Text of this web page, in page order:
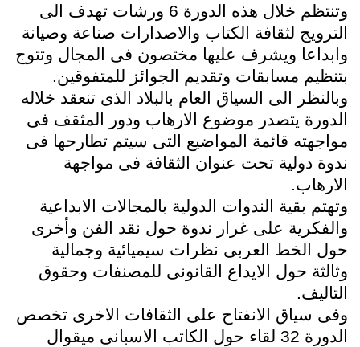
وتنتظم خلال هذه الدورة 6 ورشات تهدف الى
الترويج لثقافة الكتاب والاصدارات صناعة وصيانة
وابداعا ويشرف عليها مختصون فى المجال وتتوج
بتنظيم مسابقات وتقديم الجوائز للمتفوقين.
وبالنظر الى السياق العام بالبلاد الذى تنعقد خلاله
الدورة يتصدر موضوع الارهاب ودور المثقف فى
مواجهته قائمة المواضيع التى سيتم تطارحها فى
ندوة دولية تحت عنوان الثقافة فى مواجهة
الارهاب.
وتهتم بقية الندوات الدولية بالمجالات الابداعية
والفكرية على غرار ندوة حول نقد الفن وأخرى
حول الخط العربى نظرات سيميائية وجمالية
وثالثة حول الايداع القانونى للمصنفات وحقوق
التاليف.
وفى سياق الانفتاح على الثقافات الاخرى تخصص
الدورة 32 لقاء حول الكاتب الاسبانى ميقوال